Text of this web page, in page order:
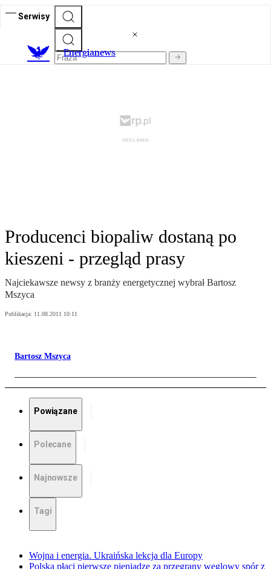
Serwisy
Energianews
Producenci biopaliw dostaną po
kieszeni - przegląd prasy
Najciekawsze newsy z branży energetycznej wybrał Bartosz
Mszyca
Publikacja: 11.08.2011 10:11
Bartosz Mszyca
Powiązane
Polecane
Najnowsze
Tagi
Wojna i energia. Ukraińska lekcja dla Europy
Polska płaci pierwsze pieniądze za przegrany węglowy spór z